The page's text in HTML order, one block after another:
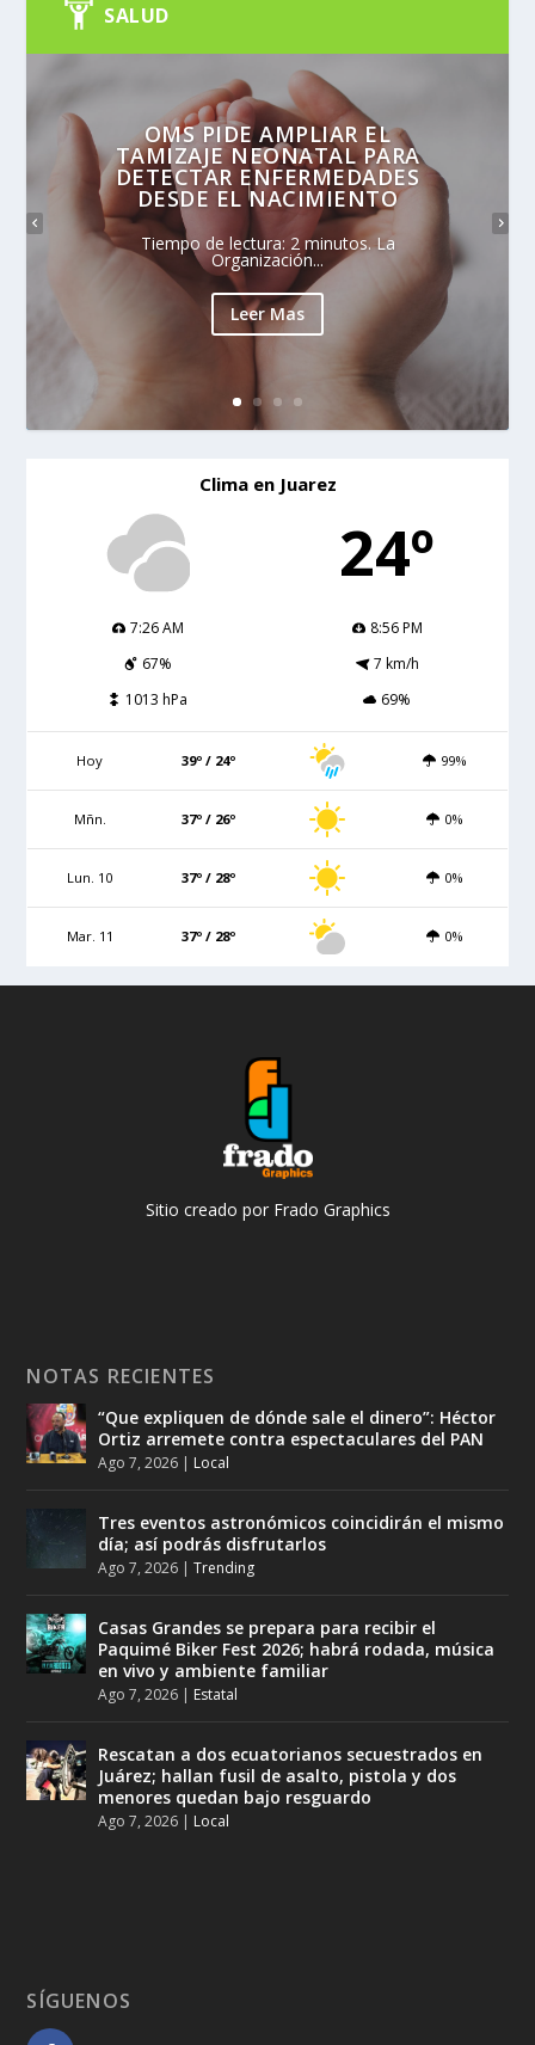
SALUD
OMS PIDE AMPLIAR EL
TAMIZAJE NEONATAL PARA
DETECTAR ENFERMEDADES
DESDE EL NACIMIENTO
Tiempo de lectura: 2 minutos. La
Organización...
Leer Mas
Clima en Juarez
24º
7:26 AM
8:56 PM
67%
7 km/h
1013 hPa
69%
Hoy 39º / 24º 99%
Mñn. 37º / 26º 0%
Lun. 10 37º / 28º 0%
Mar. 11 37º / 28º 0%
Sitio creado por Frado Graphics
NOTAS RECIENTES
“Que expliquen de dónde sale el dinero”: Héctor
Ortiz arremete contra espectaculares del PAN
Ago 7, 2026 | Local
Tres eventos astronómicos coincidirán el mismo
día; así podrás disfrutarlos
Ago 7, 2026 |Trending
Casas Grandes se prepara para recibir el
Paquimé Biker Fest 2026; habrá rodada, música
en vivo y ambiente familiar
Ago 7, 2026 | Estatal
Rescatan a dos ecuatorianos secuestrados en
Juárez; hallan fusil de asalto, pistola y dos
menores quedan bajo resguardo
Ago 7, 2026 | Local
SÍGUENOS